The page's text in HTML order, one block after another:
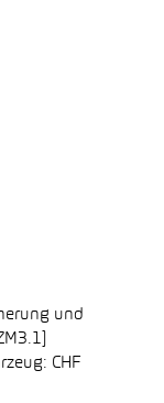
und
CHF